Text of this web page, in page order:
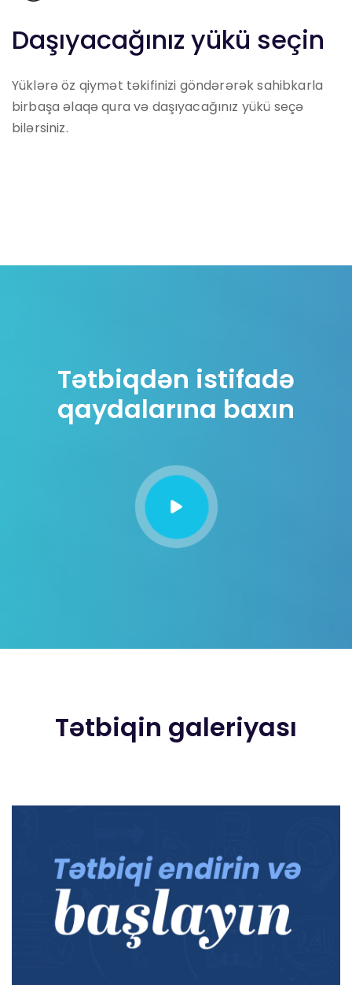
Daşıyacağınız yükü seçin
Yüklərə öz qiymət təkifinizi göndərərək sahibkarla
birbaşa əlaqə qura və daşıyacağınız yükü seçə
bilərsiniz.
Tətbiqdən istifadə
qaydalarına baxın
Tətbiqin galeriyası